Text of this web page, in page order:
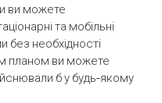
ви можете
та мобільні
необхідності
планом ви можете
б у будь-якому